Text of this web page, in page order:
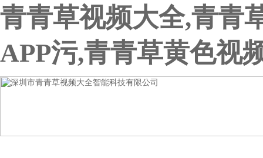
青青草视频大全,青青
APP污,青青草黄色视